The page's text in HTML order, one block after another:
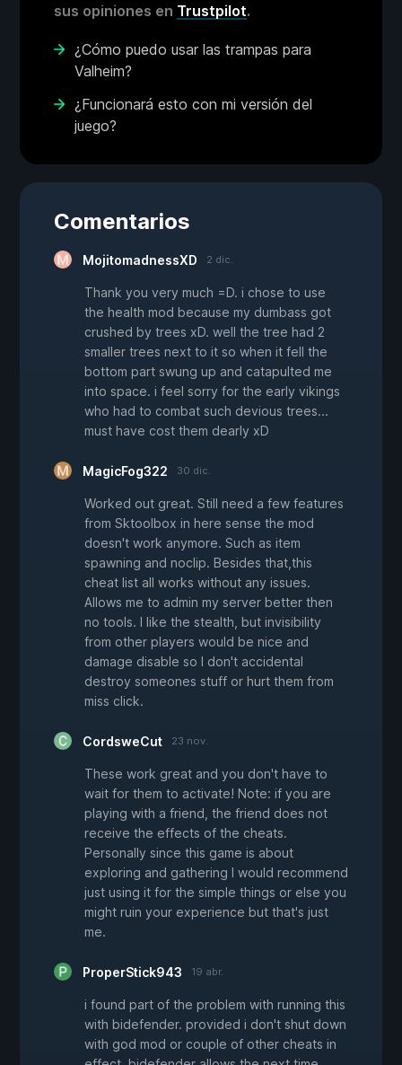
sus opiniones en Trustpilot.
¿Cómo puedo usar las trampas para
Valheim?
¿Funcionará esto con mi versión del
juego?
Comentarios
MojitomadnessXD 2 dic.
Thank you very much =D. i chose to use
the health mod because my dumbass got
crushed by trees xD. well the tree had 2
smaller trees next to it so when it fell the
bottom part swung up and catapulted me
into space. i feel sorry for the early vikings
who had to combat such devious trees...
must have cost them dearly xD
MagicFog322 30 dic.
Worked out great. Still need a few features
from Sktoolbox in here sense the mod
doesn't work anymore. Such as item
spawning and noclip. Besides that,this
cheat list all works without any issues.
Allows me to admin my server better then
no tools. I like the stealth, but invisibility
from other players would be nice and
damage disable so I don't accidental
destroy someones stuff or hurt them from
miss click.
CordsweCut 23 nov.
These work great and you don't have to
wait for them to activate! Note: if you are
playing with a friend, the friend does not
receive the effects of the cheats.
Personally since this game is about
exploring and gathering I would recommend
just using it for the simple things or else you
might ruin your experience but that's just
me.
ProperStick943 19 abr.
i found part of the problem with running this
with bidefender. provided i don't shut down
with god mod or couple of other cheats in